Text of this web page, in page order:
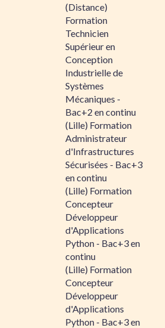
(Distance)
Formation
Technicien
Supérieur en
Conception
Industrielle de
Systèmes
Mécaniques -
Bac+2 en continu
(Lille) Formation
Administrateur
d'Infrastructures
Sécurisées - Bac+3
en continu
(Lille) Formation
Concepteur
Développeur
d'Applications
Python - Bac+3 en
continu
(Lille) Formation
Concepteur
Développeur
d'Applications
Python - Bac+3 en